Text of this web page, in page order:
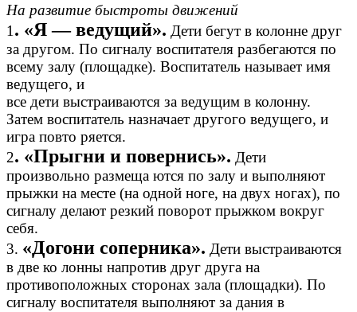
На развитие быстроты движений
1 . «Я — ведущий». Дети бегут в колонне друг
за другом. По сигналу воспитателя разбегаются по
всему залу (площадке). Воспитатель называет имя
ведущего, и
все дети выстраиваются за ведущим в колонну.
Затем воспитатель назначает другого ведущего, и
игра повто ряется.
2. «Прыгни и повернись». Дети
произвольно размеща ются по залу и выполняют
прыжки на месте (на одной ноге, на двух ногах), по
сигналу делают резкий поворот прыжком вокруг
себя.
3. «Догони соперника». Дети выстраиваются
в две ко лонны напротив друг друга на
противоположных сторонах зала (площадки). По
сигналу воспитателя выполняют за дания в